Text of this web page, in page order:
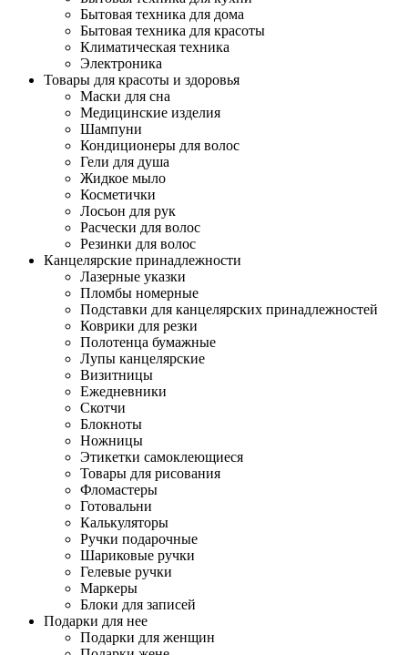
Бытовая техника для дома
Бытовая техника для красоты
Климатическая техника
Электроника
Товары для красоты и здоровья
Маски для сна
Медицинские изделия
Шампуни
Кондиционеры для волос
Гели для душа
Жидкое мыло
Косметички
Лосьон для рук
Расчески для волос
Резинки для волос
Канцелярские принадлежности
Лазерные указки
Пломбы номерные
Подставки для канцелярских принадлежностей
Коврики для резки
Полотенца бумажные
Лупы канцелярские
Визитницы
Ежедневники
Скотчи
Блокноты
Ножницы
Этикетки самоклеющиеся
Товары для рисования
Фломастеры
Готовальни
Калькуляторы
Ручки подарочные
Шариковые ручки
Гелевые ручки
Маркеры
Блоки для записей
Подарки для нее
Подарки для женщин